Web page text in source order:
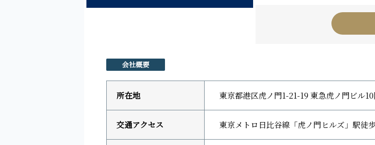
会社概要
所在地 東京都港区虎ノ門1-21-19 東急虎ノ門ビル
交通アクセス 東京メトロ日比谷線「虎ノ門ヒルズ」駅徒